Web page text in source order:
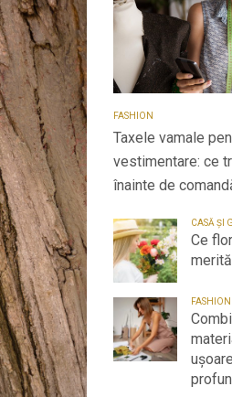
FASHION
Taxele vamale
vestimentare: ce
înainte de
CASĂ ȘI
Ce
FASHION